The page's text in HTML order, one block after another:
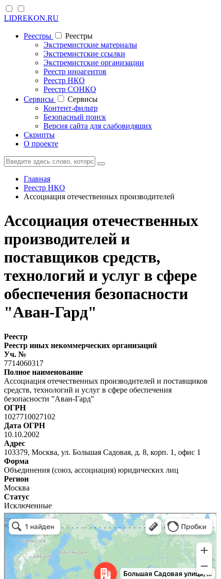
LIDREKON.RU
Реестры
Реестры
Экстремистские материалы
Экстремистские ссылки
Экстремистские организации
Реестр иноагентов
Реестр НКО
Реестр СОНКО
Cервисы
Cервисы
Контент-фильтр
Безопасный поиск
Версия сайта для слабовидящих
Скрипты
О проекте
Главная
Реестр НКО
Ассоциация отечественных производителей
Ассоциация отечественных
производителей и
поставщиков средств,
технологий и услуг в сфере
обеспечения безопасности
"Аван-Гард"
Реестр
Реестр иных некоммерческих организаций
Уч. №
7714060317
Полное наименование
Ассоциация отечественных производителей и поставщиков
средств, технологий и услуг в сфере обеспечения
безопасности "Аван-Гард"
ОГРН
1027710027102
Дата ОГРН
10.10.2002
Адрес
103379, Москва, ул. Большая Садовая, д. 8, корп. 1, офис 1
Форма
Объединения (союз, ассоциация) юридических лиц
Регион
Москва
Статус
Исключенные